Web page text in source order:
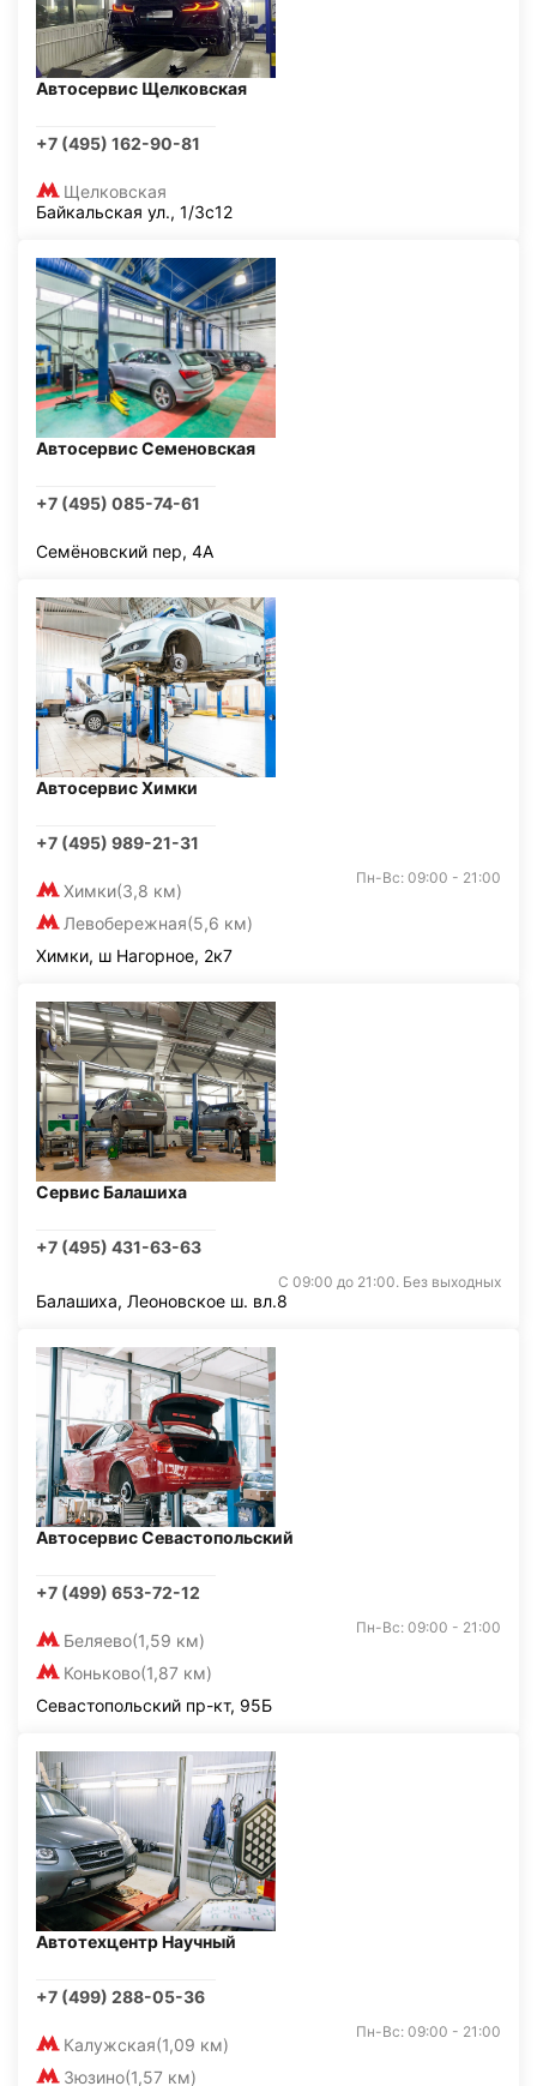
Автосервис Щелковская
+7 (495) 162-90-81
Щелковская
Байкальская ул., 1/3с12
Автосервис Семеновская
+7 (495) 085-74-61
Семёновский пер, 4А
Автосервис Химки
+7 (495) 989-21-31
Химки(3,8 км)
Левобережная(5,6 км)
Пн-Вс: 09:00 - 21:00
Химки, ш Нагорное, 2к7
Сервис Балашиха
+7 (495) 431-63-63
С 09:00 до 21:00. Без выходных
Балашиха, Леоновское ш. вл.8
Автосервис Севастопольский
+7 (499) 653-72-12
Беляево(1,59 км)
Коньково(1,87 км)
Пн-Вс: 09:00 - 21:00
Севастопольский пр-кт, 95Б
Автотехцентр Научный
+7 (499) 288-05-36
Калужская(1,09 км)
Зюзино(1,57 км)
Пн-Вс: 09:00 - 21:00